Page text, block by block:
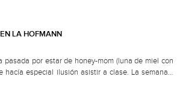
LA HOFMANN
pasada por estar de honey-mom (luna de miel con
hacía especial ilusión asistir a clase. La semana…